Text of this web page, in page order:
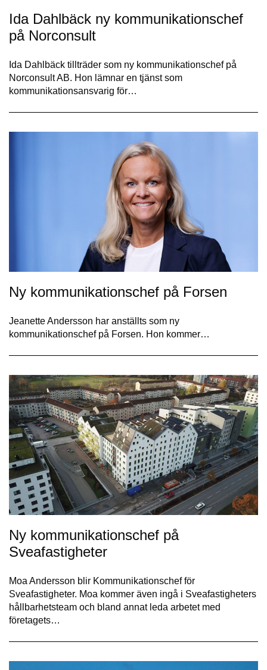
Ida Dahlbäck ny kommunikationschef
på Norconsult
Ida Dahlbäck tillträder som ny kommunikationschef på
Norconsult AB. Hon lämnar en tjänst som
kommunikationsansvarig för…
Ny kommunikationschef på Forsen
Jeanette Andersson har anställts som ny
kommunikationschef på Forsen. Hon kommer…
Ny kommunikationschef på
Sveafastigheter
Moa Andersson blir Kommunikationschef för
Sveafastigheter. Moa kommer även ingå i Sveafastigheters
hållbarhetsteam och bland annat leda arbetet med
företagets…